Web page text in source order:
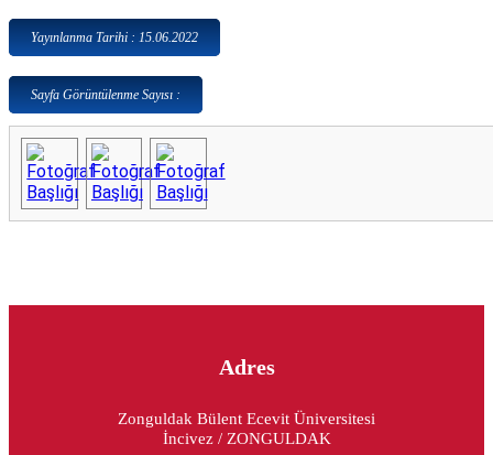
Yayınlanma Tarihi : 15.06.2022
Sayfa Görüntülenme Sayısı :
Adres
Zonguldak Bülent Ecevit Üniversitesi
İncivez / ZONGULDAK